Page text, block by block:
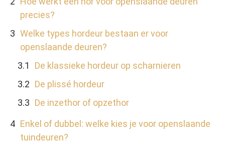
precies?
Welke types hordeur bestaan er voor
openslaande deuren?
De klassieke hordeur op scharnieren
De plissé hordeur
De inzethor of opzethor
Enkel of dubbel: welke kies je voor openslaande
tuindeuren?